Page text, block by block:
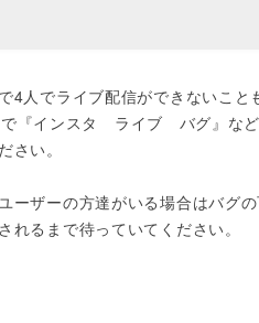
4人でライブ配信ができないこと
で『インスタ ライブ バグ』な
さい。
ーザーの方達がいる場合はバグ
るまで待っていてください。